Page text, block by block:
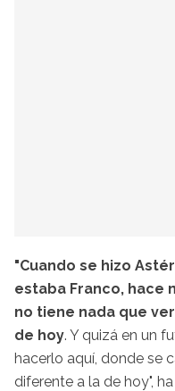
"Cuando se hizo
estaba Franco, hace
no tiene nada que
de hoy. Y quizá en un
hacerlo aquí, donde se
diferente a la de hoy",